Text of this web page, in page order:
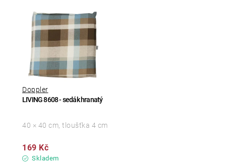
LIVING 8608 - sedák hranatý
Doppler
Skladem
169 Kč
40 × 40 cm, tloušťka 4 cm